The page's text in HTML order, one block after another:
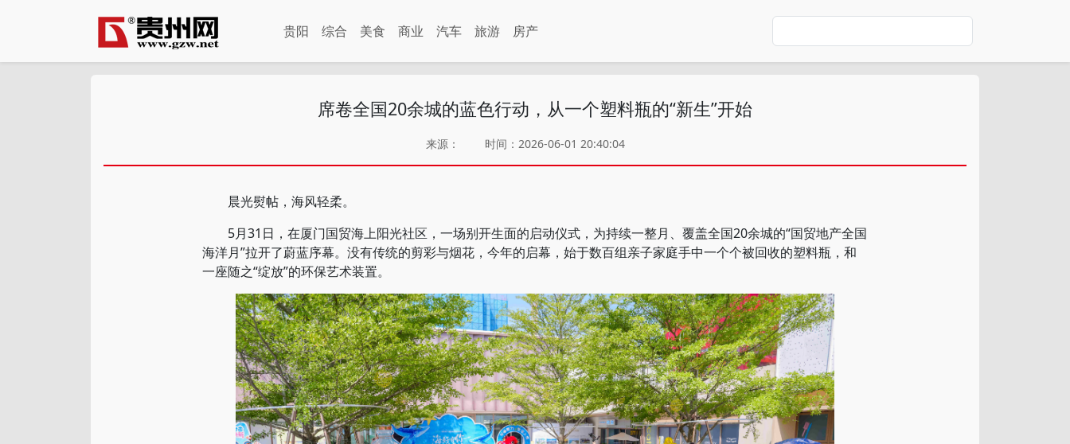
贵阳 综合 美食 商业 汽车 旅游 房产
席卷全国20余城的蓝色行动，从一个塑料瓶的“新生”开始
来源： 时间：2026-06-01 20:40:04
晨光熨帖，海风轻柔。
5月31日，在厦门国贸海上阳光社区，一场别开生面的启动仪式，为持续一整月、覆盖全国20余城的“国贸地产全国
海洋月”拉开了蔚蓝序幕。没有传统的剪彩与烟花，今年的启幕，始于数百组亲子家庭手中一个个被回收的塑料瓶，和
一座随之“绽放”的环保艺术装置。